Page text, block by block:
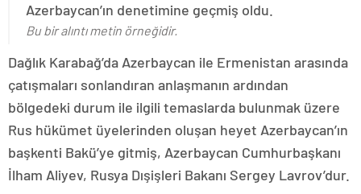
Azerbaycan’ın denetimine geçmiş oldu.
Bu bir alıntı metin örneğidir.
Dağlık Karabağ’da Azerbaycan ile Ermenistan arasında
çatışmaları sonlandıran anlaşmanın ardından
bölgedeki durum ile ilgili temaslarda bulunmak üzere
Rus hükümet üyelerinden oluşan heyet Azerbaycan’ın
başkenti Bakü’ye gitmiş, Azerbaycan Cumhurbaşkanı
İlham Aliyev, Rusya Dışişleri Bakanı Sergey Lavrov’dur.